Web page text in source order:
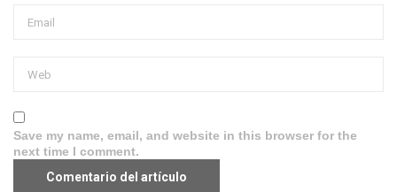
Save my name, email, and website in this browser for the
next time I comment.